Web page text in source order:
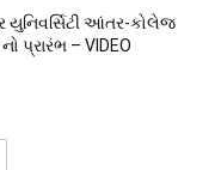
યુનિવર્સિટી આંતર-કોલેજ
પ્રારંભ – VIDEO